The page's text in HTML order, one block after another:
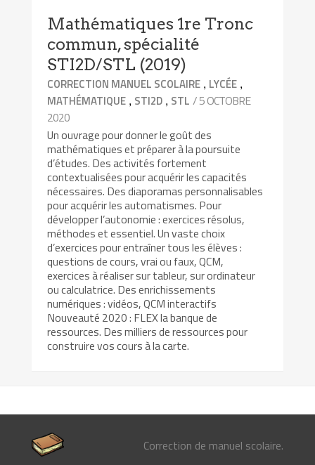
Mathématiques 1re Tronc
commun, spécialité
STI2D/STL (2019)
CORRECTION MANUEL SCOLAIRE , LYCÉE ,
MATHÉMATIQUE , STI2D , STL / 5 OCTOBRE
2020
Un ouvrage pour donner le goût des
mathématiques et préparer à la poursuite
d’études. Des activités fortement
contextualisées pour acquérir les capacités
nécessaires. Des diaporamas personnalisables
pour acquérir les automatismes. Pour
développer l’autonomie : exercices résolus,
méthodes et essentiel. Un vaste choix
d’exercices pour entraîner tous les élèves :
questions de cours, vrai ou faux, QCM,
exercices à réaliser sur tableur, sur ordinateur
ou calculatrice. Des enrichissements
numériques : vidéos, QCM interactifs
Nouveauté 2020 : FLEX la banque de
ressources. Des milliers de ressources pour
construire vos cours à la carte.
Correction de manuel scolaire.